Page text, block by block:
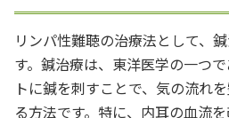
リンパ性難聴の治療法として、
す。鍼治療は、東洋医学の一つ
トに鍼を刺すことで、気の流れ
る方法です。特に、内耳の血流